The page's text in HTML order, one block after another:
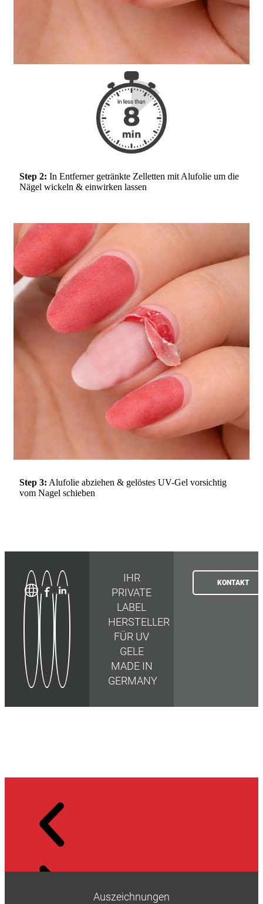
Step 2: In Entferner getränkte Zelletten mit Alufolie um die
Nägel wickeln & einwirken lassen
Step 3: Alufolie abziehen & gelöstes UV-Gel vorsichtig
vom Nagel schieben
IHR
PRIVATE
LABEL
HERSTELLER
FÜR UV
GELE
MADE IN
GERMANY
KONTAKT
Auszeichnungen